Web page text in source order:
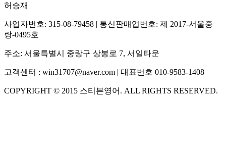
허승재
사업자번호: 315-08-79458 | 통신판매업번호: 제 2017-서울중
랑-0495호
주소: 서울특별시 중랑구 상봉로 7, 서일타운
고객센터 : win31707@naver.com | 대표번호 010-9583-1408
COPYRIGHT © 2015 스티븐영어 . ALL RIGHTS RESERVED.